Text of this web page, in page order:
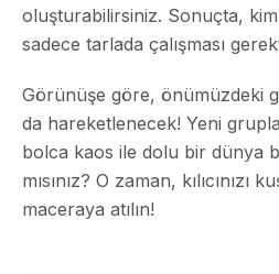
oluşturabilirsiniz. Sonuçta,
sadece tarlada çalışması
Görünüşe göre, önümüzdeki
da hareketlenecek! Yeni
bolca kaos ile dolu bir dünya
mısınız? O zaman, kılıcınızı
maceraya atılın!